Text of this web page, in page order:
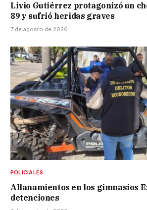
Livio Gutiérrez protagonizó un
89 y sufrió heridas graves
7 de agosto de 2026
POLICIALES
Allanamientos en los gimnasios
detenciones